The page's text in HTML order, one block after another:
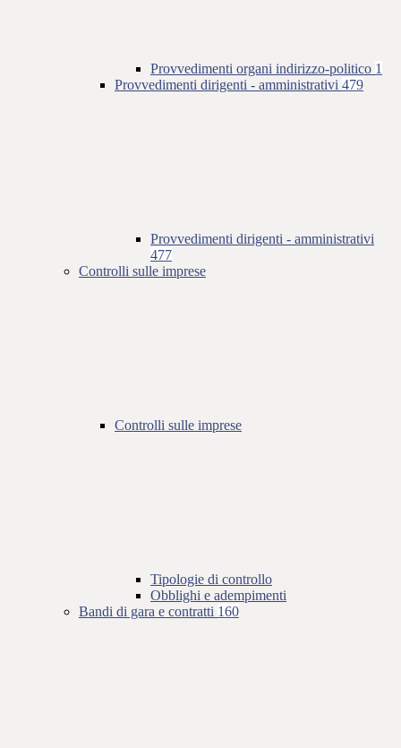
Provvedimenti organi indirizzo-politico 1
Provvedimenti dirigenti - amministrativi 479
Provvedimenti dirigenti - amministrativi
477
Controlli sulle imprese
Controlli sulle imprese
Tipologie di controllo
Obblighi e adempimenti
Bandi di gara e contratti 160